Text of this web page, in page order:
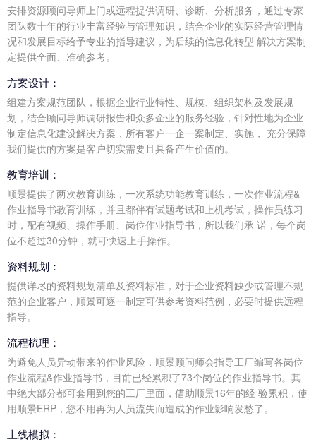
安排资源顾问导师上门或远程提供调研、诊断、分析服务，通过专家
团队数十年的行业丰富经验与管理知识，结合企业的实际经营管理情
况和发展目标给予专业的指导建议，为后续的信息化转型 解决方案制
定提供全面、准确参考。
方案设计：
组建方案规范团队，根据企业行业特性、规模、组织架构及发展规
划，结合顾问导师调研报告和众多企业的服务经验，针对性地为企业
制定信息化建设解决方案，所有客户一企一案制定、实施， 充分保障
我们提供的方案是客户切实需要且具备产生价值的。
教育培训：
顺景提供了两次教育训练，一次系统功能教育训练，一次作业流程&
作业指导书教育训练，并且都伴有试题考试和上机考试，操作员练习
时，配有视频、操作手册、岗位作业指导书，所以我们承 诺，每个岗
位不超过30分钟，就可快速上手操作。
资料规划：
提供详尽的资料规划清单及资料标准，对于企业资料缺少或管理不规
范的企业客户，顺景可逐一制定可供参考资料范例，必要时提供远程
指导。
流程梳理：
为避免人员异动带来的作业风险，顺景顾问师会指导工厂编写各岗位
作业流程&作业指导书，目前已经累积了73个岗位的作业指导书。其
中绝大部分都可套用到您的工厂里面，借助顺景16年的经 验累积，使
用顺景ERP，您不用再为人员流失而造成的作业影响发愁了。
上线模拟：